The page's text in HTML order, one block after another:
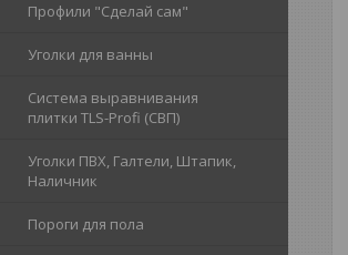
Профили "Сделай сам"
Уголки для ванны
Система выравнивания
плитки TLS-Profi (СВП)
Уголки ПВХ, Галтели, Штапик,
Наличник
Пороги для пола